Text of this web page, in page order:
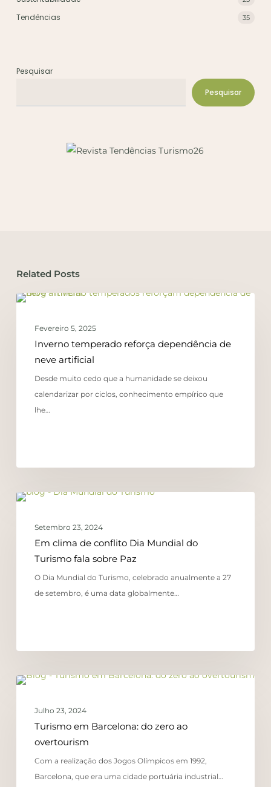
Tendências 35
Pesquisar
Pesquisar
Related Posts
Fevereiro 5, 2025
Inverno temperado reforça dependência de
neve artificial
Desde muito cedo que a humanidade se deixou
calendarizar por ciclos, conhecimento empírico que
lhe…
Setembro 23, 2024
Em clima de conflito Dia Mundial do
Turismo fala sobre Paz
O Dia Mundial do Turismo, celebrado anualmente a 27
de setembro, é uma data globalmente…
Julho 23, 2024
Turismo em Barcelona: do zero ao
overtourism
Com a realização dos Jogos Olímpicos em 1992,
Barcelona, que era uma cidade portuária industrial…